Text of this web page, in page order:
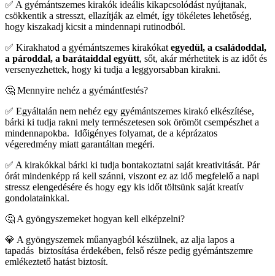
✅ A gyémántszemes kirakók ideális kikapcsolódást nyújtanak,
csökkentik a stresszt, ellazítják az elmét, így tökéletes lehetőség,
hogy kiszakadj kicsit a mindennapi rutinodból.
✅ Kirakhatod a gyémántszemes kirakókat egyedül, a családoddal,
a pároddal, a barátaiddal együtt, sőt, akár mérhetitek is az időt és
versenyezhettek, hogy ki tudja a leggyorsabban kirakni.
🤔 Mennyire nehéz a gyémántfestés?
✅ Egyáltalán nem nehéz egy gyémántszemes kirakó elkészítése,
bárki ki tudja rakni mely természetesen sok örömöt csempészhet a
mindennapokba. Időigényes folyamat, de a képrázatos
végeredmény miatt garantáltan megéri.
✅ A kirakókkal bárki ki tudja bontakoztatni saját kreativitását. Pár
órát mindenképp rá kell szánni, viszont ez az idő megfelelő a napi
stressz elengedésére és hogy egy kis időt töltsünk saját kreatív
gondolatainkkal.
🤔 A gyöngyszemeket hogyan kell elképzelni?
💎 A gyöngyszemek műanyagból készülnek, az alja lapos a
tapadás biztosítása érdekében, felső része pedig gyémántszemre
emlékeztető hatást biztosít.